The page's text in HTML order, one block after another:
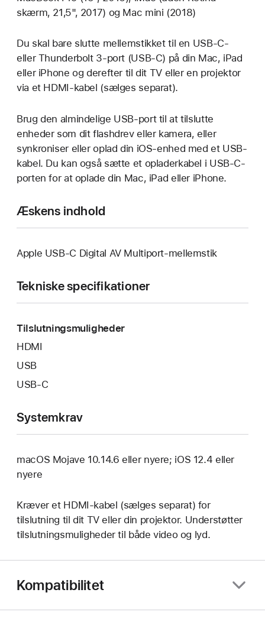
skærm, 21,5", 2017) og Mac mini (2018)
Du skal bare slutte mellemstikket til en USB-C-
eller Thunderbolt 3-port (USB-C) på din Mac, iPad
eller iPhone og derefter til dit TV eller en projektor
via et HDMI-kabel (sælges separat).
Brug den almindelige USB-port til at tilslutte
enheder som dit flashdrev eller kamera, eller
synkroniser eller oplad din iOS-enhed med et USB-
kabel. Du kan også sætte et opladerkabel i USB-C-
porten for at oplade din Mac, iPad eller iPhone.
Æskens indhold
Apple USB-C Digital AV Multiport-mellemstik
Tekniske specifikationer
Tilslutningsmuligheder
HDMI
USB
USB‑C
Systemkrav
macOS Mojave 10.14.6 eller nyere; iOS 12.4 eller
nyere
Kræver et HDMI-kabel (sælges separat) for
tilslutning til dit TV eller din projektor. Understøtter
tilslutningsmuligheder til både video og lyd.
Kompatibilitet